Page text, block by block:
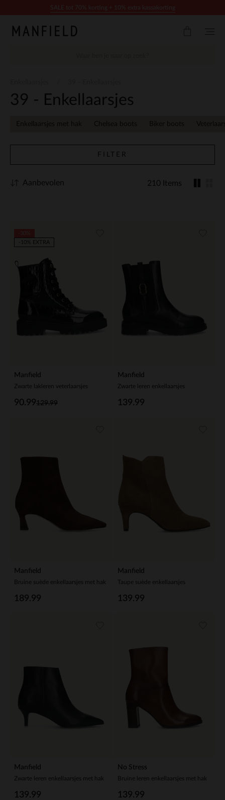
39 - Enkellaarsjes
Enkellaarsjes met hak Chelsea boots Biker boots
FILTER
210 Items
Aanbevolen
Manfield
Zwarte lakleren veterlaarsjes
129.99
90.99
-10% EXTRA
Manfield
Zwarte leren enkellaarsjes
139.99
Manfield
Bruine suède enkellaarsjes met hak
189.99
Manfield
Taupe suède enkellaarsjes
139.99
Manfield
Zwarte leren enkellaarsjes met hak
139.99
No Stress
Bruine leren enkellaarsjes met hak
139.99